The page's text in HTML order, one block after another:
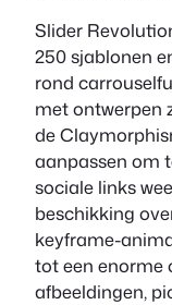
Slider
250 sjablonen
rond
met ontwerpen
de
aanpassen om
sociale links
beschikking
keyframe-
tot een enorme
afbeeldingen,